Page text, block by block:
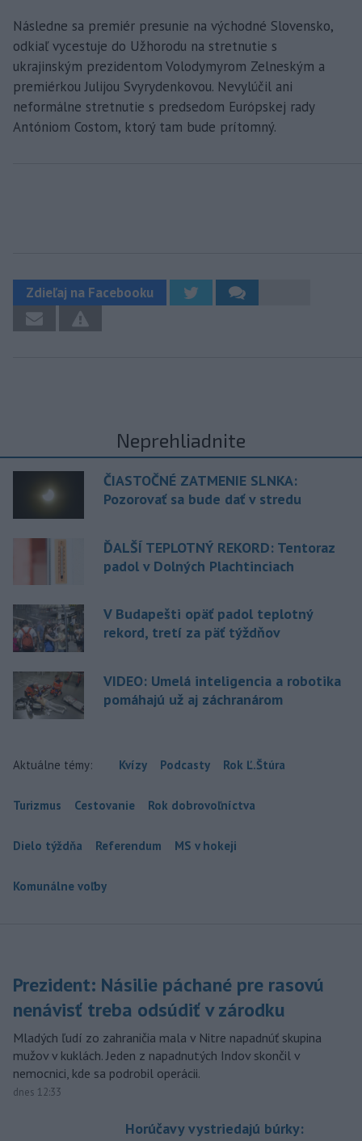
Následne sa premiér presunie na východné Slovensko,
odkiaľ vycestuje do Užhorodu na stretnutie s
ukrajinským prezidentom Volodymyrom Zelneským a
premiérkou Julijou Svyrydenkovou. Nevylúčil ani
neformálne stretnutie s predsedom Európskej rady
Antóniom Costom, ktorý tam bude prítomný.
Zdieľaj na Facebooku
Neprehliadnite
ČIASTOČNÉ ZATMENIE SLNKA:
Pozorovať sa bude dať v stredu
ĎALŠÍ TEPLOTNÝ REKORD: Tentoraz
padol v Dolných Plachtinciach
V Budapešti opäť padol teplotný
rekord, tretí za päť týždňov
VIDEO: Umelá inteligencia a robotika
pomáhajú už aj záchranárom
Aktuálne témy: Kvízy Podcasty Rok Ľ.Štúra
Turizmus Cestovanie Rok dobrovoľníctva
Dielo týždňa Referendum MS v hokeji
Komunálne voľby
Prezident: Násilie páchané pre rasovú
nenávisť treba odsúdiť v zárodku
Mladých ľudí zo zahraničia mala v Nitre napadnúť skupina
mužov v kuklách. Jeden z napadnutých Indov skončil v
nemocnici, kde sa podrobil operácii.
dnes 12:33
Horúčavy vystriedajú búrky: